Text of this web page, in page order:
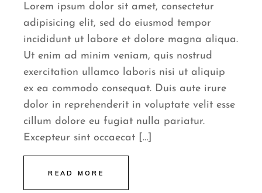
Lorem ipsum dolor sit amet, consectetur
adipisicing elit, sed do eiusmod tempor
incididunt ut labore et dolore magna aliqua.
Ut enim ad minim veniam, quis nostrud
exercitation ullamco laboris nisi ut aliquip
ex ea commodo consequat. Duis aute irure
dolor in reprehenderit in voluptate velit esse
cillum dolore eu fugiat nulla pariatur.
Excepteur sint occaecat […]
READ MORE